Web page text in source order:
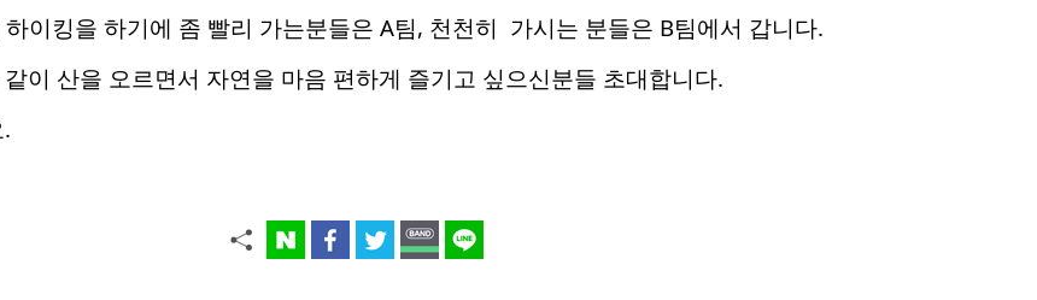
이킹을 하기에 좀 빨리 가는분들은 A팀, 천천히 가시는 분들은 B팀에서 갑니다.
이 산을 오르면서 자연을 마음 편하게 즐기고 싶으신분들 초대합니다.